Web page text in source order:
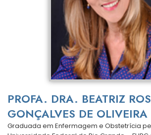
PROFA. DRA. BEATRIZ
GONÇALVES DE OLIVEIRA
Graduada em Enfermagem e Obstetrícia